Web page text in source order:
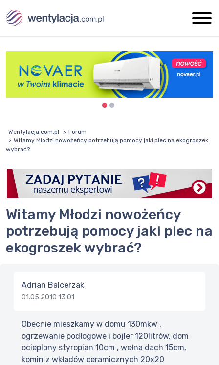
Wentylacja.com.pl
Forum
Witamy Młodzi nowożeńcy potrzebują pomocy jaki piec na ekogroszek
wybrać?
Witamy Młodzi nowożeńcy
potrzebują pomocy jaki piec na
ekogroszek wybrać?
Adrian Balcerzak
01.05.2010 13:01
Obecnie mieszkamy w domu 130mkw ,
ogrzewanie podłogowe i bojler 120litrów, dom
ocieplony styropian 10cm , wełna dach 15cm,
komin z wkładów ceramicznych 20x20